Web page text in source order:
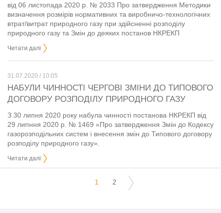
від 06 листопада 2020 р. № 2033 Про затвердження Методики
визначення розмірів нормативних та виробничо-технологічних
втрат/витрат природного газу при здійсненні розподілу
природного газу та Змін до деяких постанов НКРЕКП
Читати далі
31.07.2020 / 10:05
НАБУЛИ ЧИННОСТІ ЧЕРГОВІ ЗМІНИ ДО ТИПОВОГО
ДОГОВОРУ РОЗПОДІЛУ ПРИРОДНОГО ГАЗУ
З 30 липня 2020 року набула чинності постанова НКРЕКП від
29 липння 2020 р. № 1469 «Про затвердження Змін до Кодексу
газорозподільних систем і внесення змін до Типового договору
розподілу природного газу».
Читати далі
1 2